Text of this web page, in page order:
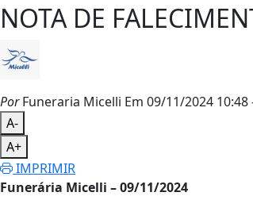
NOTA DE
PorFuneraria Micelli Em 09/11/2024 10:48
A-
A+
IMPRIMIR
Funerária Micelli – 09/11/2024